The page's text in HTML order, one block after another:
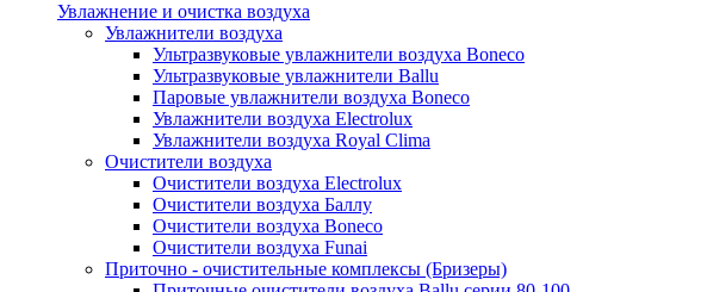
Увлажнение и очистка воздуха
Увлажнители воздуха
Ультразвуковые увлажнители воздуха Boneco
Ультразвуковые увлажнители Ballu
Паровые увлажнители воздуха Boneco
Увлажнители воздуха Electrolux
Увлажнители воздуха Royal Clima
Очистители воздуха
Очистители воздуха Electrolux
Очистители воздуха Баллу
Очистители воздуха Boneco
Очистители воздуха Funai
Приточно - очистительные комплексы (Бризеры)